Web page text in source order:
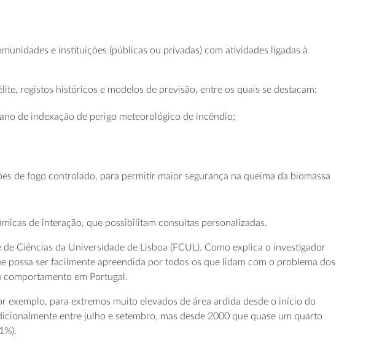
e instituições (públicas ou privadas) com atividades ligadas à
registos históricos e modelos de previsão, entre os quais se destacam:
de indexação de perigo meteorológico de incêndio;
de fogo controlado, para permitir maior segurança na queima da biomassa
de interação, que possibilitam consultas personalizadas.
Ciências da Universidade de Lisboa (FCUL). Como explica o investigador
ser facilmente apreendida por todos os que lidam com o problema dos
em Portugal.
para extremos muito elevados de área ardida desde o início do
entre julho e setembro, mas desde 2000 que quase um quarto